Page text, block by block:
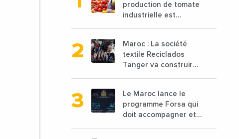
production de tomate
industrielle est
baisse de 15%
Maroc : La société
textile Reciclados
Tanger va construire
traiter les déchets
textiles
Le Maroc lance le
programme Forsa qui
doit accompagner et